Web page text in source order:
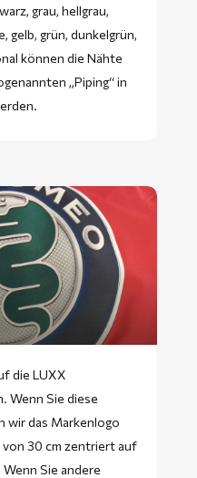
grau, hellgrau,
gelb, grün, dunkelgrün,
können die Nähte
„Piping“ in
die LUXX
Wenn Sie diese
wir das Markenlogo
30 cm zentriert auf
Sie andere